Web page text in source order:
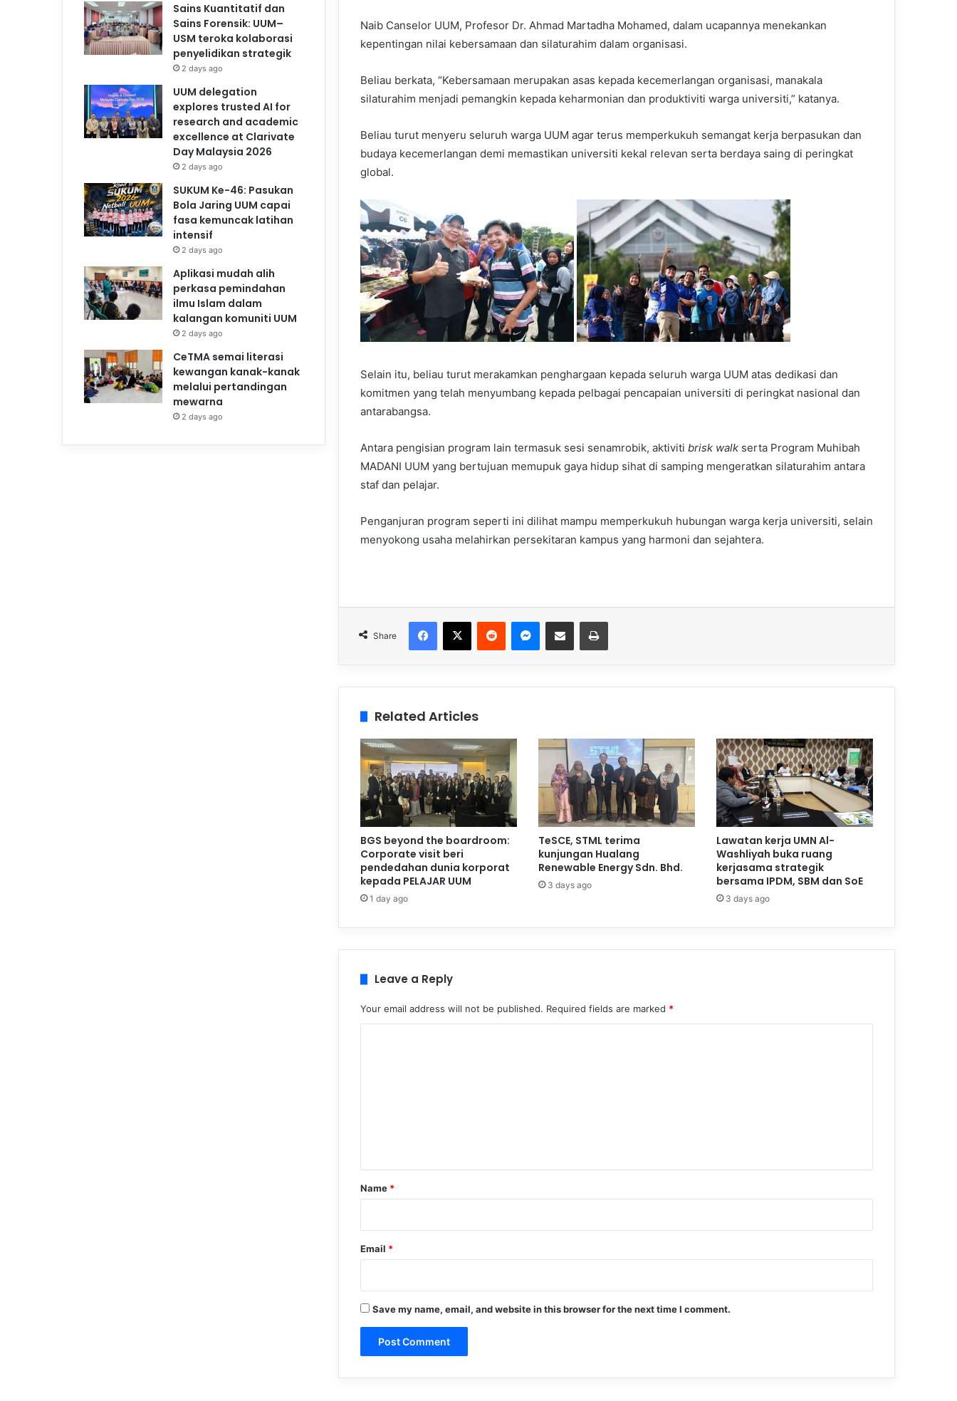
Naib Canselor UUM, Profesor Dr. Ahmad Martadha Mohamed, dalam ucapannya menekankan
kepentingan nilai kebersamaan dan silaturahim dalam organisasi.
Beliau berkata, “Kebersamaan merupakan asas kepada kecemerlangan organisasi, manakala
silaturahim menjadi pemangkin kepada keharmonian dan produktiviti warga universiti,” katanya.
Beliau turut menyeru seluruh warga UUM agar terus memperkukuh semangat kerja berpasukan dan
budaya kecemerlangan demi memastikan universiti kekal relevan serta berdaya saing di peringkat
global.
Selain itu, beliau turut merakamkan penghargaan kepada seluruh warga UUM atas dedikasi dan
komitmen yang telah menyumbang kepada pelbagai pencapaian universiti di peringkat nasional dan
antarabangsa.
Antara pengisian program lain termasuk sesi senamrobik, aktiviti brisk walk serta Program Muhibah
MADANI UUM yang bertujuan memupuk gaya hidup sihat di samping mengeratkan silaturahim antara
staf dan pelajar.
Penganjuran program seperti ini dilihat mampu memperkukuh hubungan warga kerja universiti, selain
menyokong usaha melahirkan persekitaran kampus yang harmoni dan sejahtera.
Share
Related Articles
BGS beyond the boardroom:
Corporate visit beri
pendedahan dunia korporat
kepada PELAJAR UUM
1 day ago
TeSCE, STML terima
kunjungan Hualang
Renewable Energy Sdn. Bhd.
3 days ago
Lawatan kerja UMN Al-
Washliyah buka ruang
kerjasama strategik
bersama IPDM, SBM dan SoE
3 days ago
Leave a Reply
Your email address will not be published. Required fields are marked *
*
Name *
Email *
Save my name, email, and website in this browser for the next time I comment.
Sains Kuantitatif dan
Sains Forensik: UUM–
USM teroka kolaborasi
penyelidikan strategik
2 days ago
UUM delegation
explores trusted AI for
research and academic
excellence at Clarivate
Day Malaysia 2026
2 days ago
SUKUM Ke-46: Pasukan
Bola Jaring UUM capai
fasa kemuncak latihan
intensif
2 days ago
Aplikasi mudah alih
perkasa pemindahan
ilmu Islam dalam
kalangan komuniti UUM
2 days ago
CeTMA semai literasi
kewangan kanak-kanak
melalui pertandingan
mewarna
2 days ago